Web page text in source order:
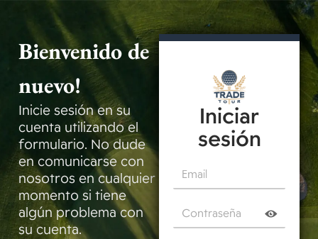
Bienvenido de
nuevo!
Inicie sesión en su
cuenta utilizando el
formulario. No dude
en comunicarse con
nosotros en cualquier
momento si tiene
algún problema con
su cuenta.
Iniciar
sesión